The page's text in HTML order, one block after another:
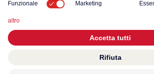
© 2026 KWC Group AG